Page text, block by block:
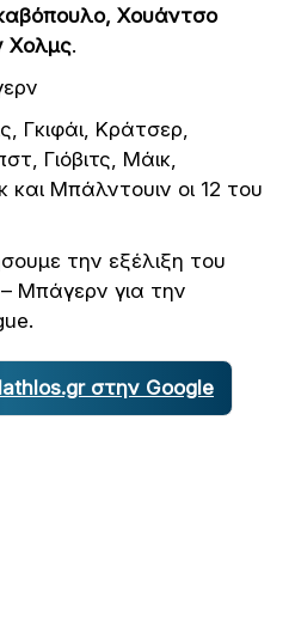
Χουάντσο
Χολμς.
Γκιφάι, Κράτσερ,
Γιόβιτς, Μάικ,
και Μπάλντουιν οι 12 του
την εξέλιξη του
Μπάγερν για την
στην Google